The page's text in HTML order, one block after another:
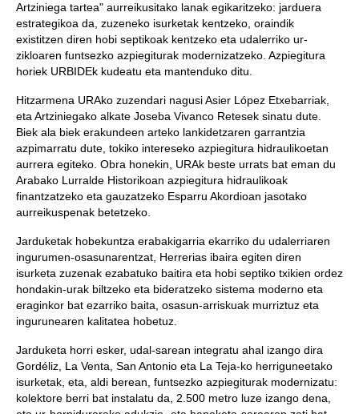
Artziniega tartea" aurreikusitako lanak egikaritzeko: jarduera
estrategikoa da, zuzeneko isurketak kentzeko, oraindik
existitzen diren hobi septikoak kentzeko eta udalerriko ur-
zikloaren funtsezko azpiegiturak modernizatzeko. Azpiegitura
horiek URBIDEk kudeatu eta mantenduko ditu.
Hitzarmena URAko zuzendari nagusi Asier López Etxebarriak,
eta Artziniegako alkate Joseba Vivanco Retesek sinatu dute.
Biek ala biek erakundeen arteko lankidetzaren garrantzia
azpimarratu dute, tokiko intereseko azpiegitura hidraulikoetan
aurrera egiteko. Obra honekin, URAk beste urrats bat eman du
Arabako Lurralde Historikoan azpiegitura hidraulikoak
finantzatzeko eta gauzatzeko Esparru Akordioan jasotako
aurreikuspenak betetzeko.
Jarduketak hobekuntza erabakigarria ekarriko du udalerriaren
ingurumen-osasunarentzat, Herrerias ibaira egiten diren
isurketa zuzenak ezabatuko baitira eta hobi septiko txikien ordez
hondakin-urak biltzeko eta bideratzeko sistema moderno eta
eraginkor bat ezarriko baita, osasun-arriskuak murriztuz eta
ingurunearen kalitatea hobetuz.
Jarduketa horri esker, udal-sarean integratu ahal izango dira
Gordéliz, La Venta, San Antonio eta La Teja-ko herriguneetako
isurketak, eta, aldi berean, funtsezko azpiegiturak modernizatu:
kolektore berri bat instalatu da, 2.500 metro luze izango dena,